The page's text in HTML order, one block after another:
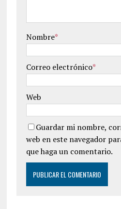
Nombre*
Correo electrónico*
Web
Guardar mi nombre,
web en este navegador
que haga un comentario.